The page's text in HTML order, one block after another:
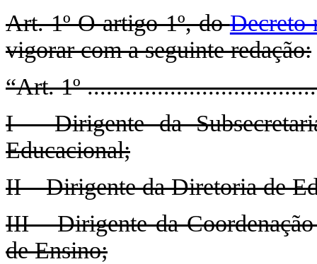
Art. 1º O artigo 1º, doDecreto
vigorar com a seguinte redação:
“Art. 1º
I – Dirigente da
Educacional;
II – Dirigente da Diretoria de
III – Dirigente da
de Ensino;